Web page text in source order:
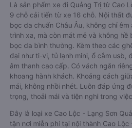
Là sản phẩm xe đi Quảng Trị từ Cao
9 chỗ cải tiến từ xe 16 chỗ. Nội thất
bọc da chuẩn Châu Âu, không chỉ êm
trình xa, mà còn mát mẻ và không hề
bọc da bình thường. Kèm theo các
đại như ti-vi, tủ lạnh mini, ổ cắm usb,
âm thanh cao cấp. Có vách ngăn
khoang hành khách. Khoảng cách
mái, không nhồi nhét. Luôn đáp ứng
trọng, thoải mái và tiện nghi trong
Đây là loại xe Cao Lộc - Lạng Sơn
tận nơi miễn phí tại nội thành Cao